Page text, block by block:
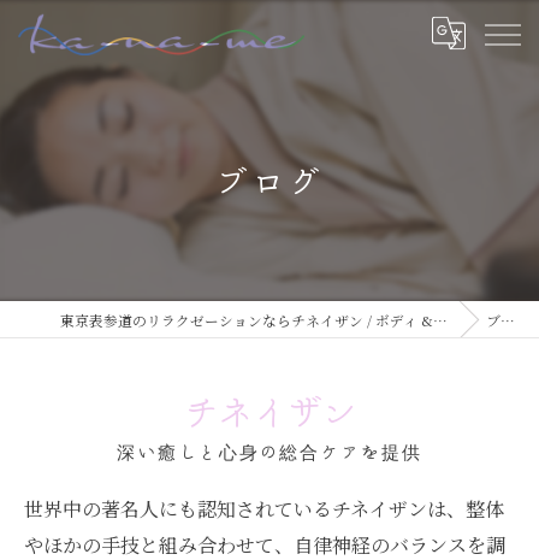
ブログ
東京表参道のリラクゼーションならチネイザン / ボディ & マインドケアサロン ka-na-me ブログ
チネイザン
深い癒しと心身の総合ケアを提供
世界中の著名人にも認知されているチネイザンは、整体
やほかの手技と組み合わせて、自律神経のバランスを調